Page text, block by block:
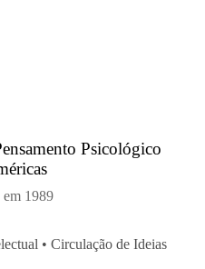
Psicológico
em 1989
• Circulação de Ideias